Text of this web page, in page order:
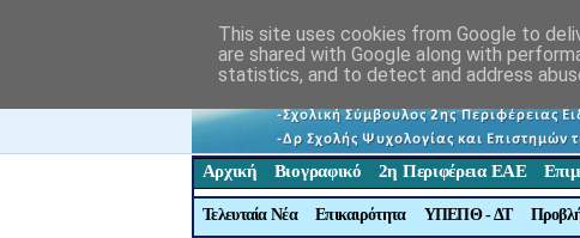
Αρχική Βιογραφικό 2η Περιφέρεια ΕΑΕ
Τελευταία Νέα Επικαιρότητα ΥΠΕΠΘ - ΔΤ
This site uses cookies from Google to
are shared with Google along with
statistics, and to detect and address